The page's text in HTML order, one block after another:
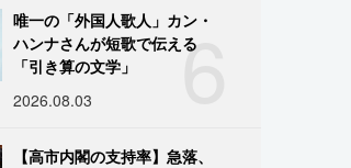
6
唯一の「外国人歌人」カン・
ハンナさんが短歌で伝える
「引き算の文学」
2026.08.03
【高市内閣の支持率】急落、